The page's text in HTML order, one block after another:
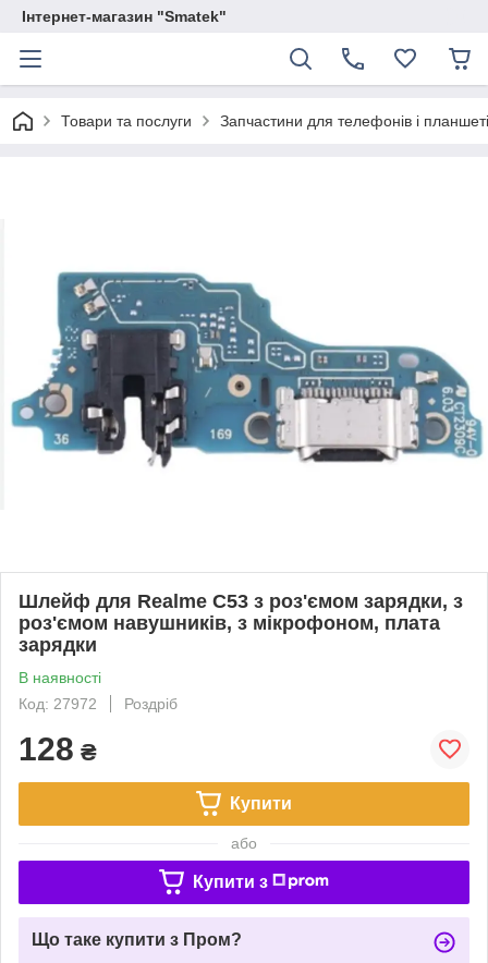
Інтернет-магазин "Smatek"
Товари та послуги Запчастини для телефонів і
Шлейф для Realme C53 з роз'ємом зарядки, з
роз'ємом навушників, з мікрофоном, плата
зарядки
В наявності
Код: 27972
Роздріб
128 ₴
Купити
або
Купити з
Що таке купити з Пром?